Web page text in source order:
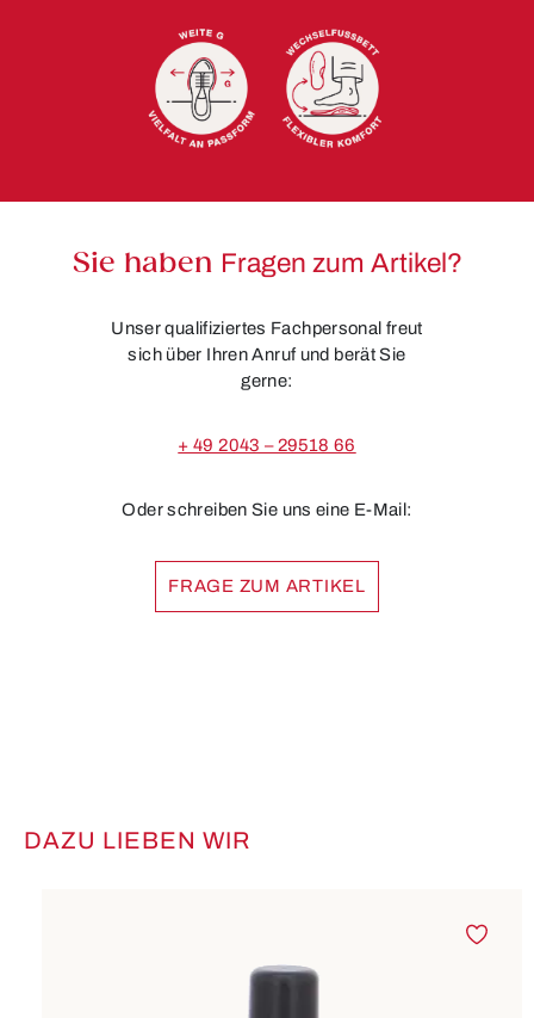
Sie haben Fragen zum Artikel?
Unser qualifiziertes Fachpersonal freut
sich über Ihren Anruf und berät Sie
gerne:
+ 49 2043 – 29518 66
Oder schreiben Sie uns eine E-Mail:
FRAGE ZUM ARTIKEL
Produktgalerie überspringen
DAZU LIEBEN WIR